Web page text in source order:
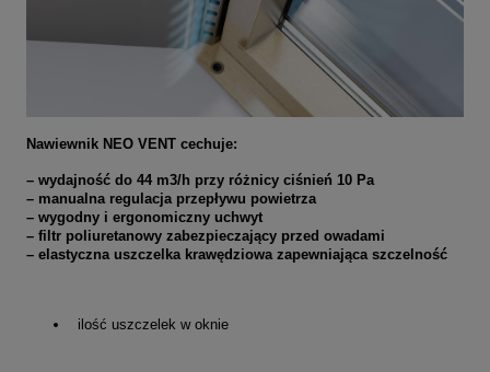
Nawiewnik NEO VENT cechuje:
– wydajność do 44 m3/h przy różnicy ciśnień 10 Pa
– manualna regulacja przepływu powietrza
– wygodny i ergonomiczny uchwyt
– filtr poliuretanowy zabezpieczający przed owadami
– elastyczna uszczelka krawędziowa zapewniająca szczelność
ilość uszczelek w oknie